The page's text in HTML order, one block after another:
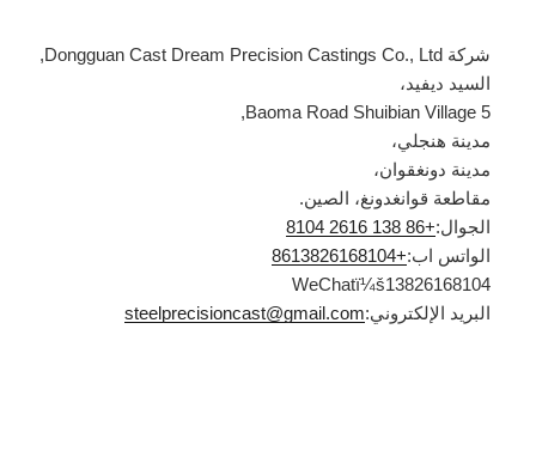
شركة Dongguan Cast Dream Precision Castings Co., Ltd,
السيد ديفيد،
5 Baoma Road Shuibian Village,
مدينة هنجلي،
مدينة دونغقوان،
مقاطعة قوانغدونغ، الصين.
الجوال:+86 138 2616 8104
الواتس اب:+8613826168104
WeChatï¼š13826168104
البريد الإلكتروني:steelprecisioncast@gmail.com